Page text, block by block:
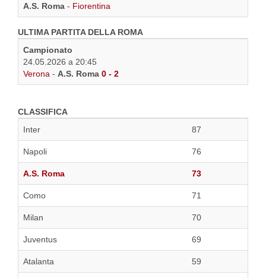
A.S. Roma - Fiorentina
ULTIMA PARTITA DELLA ROMA
Campionato
24.05.2026 a 20:45
Verona - A.S. Roma 0 - 2
CLASSIFICA
Inter
87
Napoli 76
A.S. Roma 73
Como 71
Milan 70
Juventus 69
Atalanta 59